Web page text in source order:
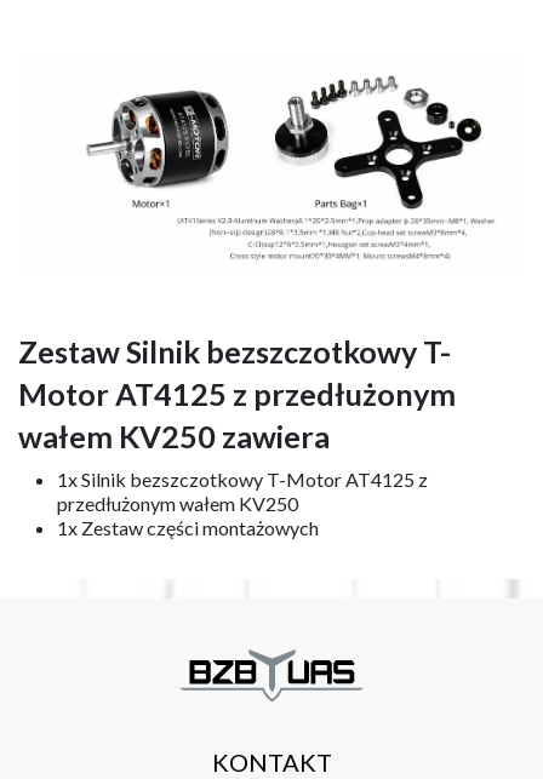
Zestaw Silnik bezszczotkowy T-
Motor AT4125 z przedłużonym
wałem KV250 zawiera
1x Silnik bezszczotkowy T-Motor AT4125 z
przedłużonym wałem KV250
1x Zestaw części montażowych
KONTAKT